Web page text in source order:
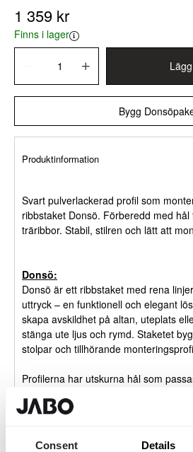
Consent Details
1 359 kr
Finns i lager
Bygg
Produktinformation
Svart pulverlackerad profil som
ribbstaket Donsö. Förberedd med
träribbor. Stabil, stilren och lätt att
Donsö:
Donsö är ett ribbstaket med rena
uttryck – en funktionell och elegant
skapa avskildhet på altan, uteplats
stänga ute ljus och rymd. Staketet
stolpar och tillhörande
Profilerna har utskurna hål som
exakt – helt utan behov av mätning.
montage. Använder du 28×45 mm